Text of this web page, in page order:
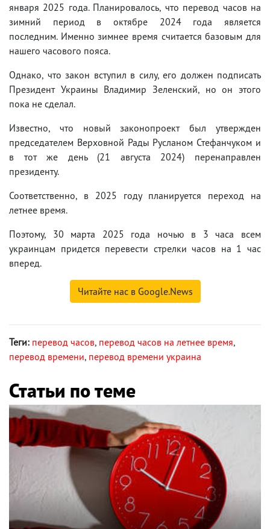
января 2025 года. Планировалось, что перевод часов на
зимний период в октябре 2024 года является
последним. Именно зимнее время считается базовым для
нашего часового пояса.
Однако, что закон вступил в силу, его должен подписать
Президент Украины Владимир Зеленский, но он этого
пока не сделал.
Известно, что новый законопроект был утвержден
председателем Верховной Рады Русланом Стефанчуком и
в тот же день (21 августа 2024) перенаправлен
президенту.
Соответственно, в 2025 году планируется переход на
летнее время.
Поэтому, 30 марта 2025 года нoчью в 3 часа всем
украинцам придется перевести стрелки часов на 1 час
вперед.
Читайте нас в Google.News
Теги: перевод часов, перевод часов на летнее время,
перевод времени, перевод времени украина
Статьи по теме